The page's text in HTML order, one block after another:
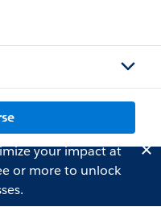
your impact at
or more to unlock